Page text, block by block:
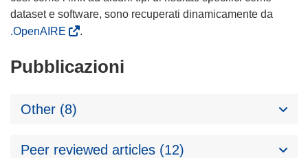
dataset e software, sono recuperati dinamicamente da
.OpenAIRE
.
Pubblicazioni
Other (8)
Peer reviewed articles (12)